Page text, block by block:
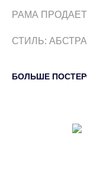
РАМА
СТИЛЬ:
БОЛЬШЕ